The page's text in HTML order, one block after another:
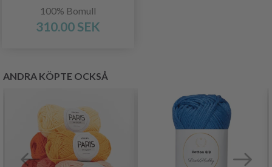
100% Bomull
310.00 SEK
ANDRA KÖPTE OCKSÅ